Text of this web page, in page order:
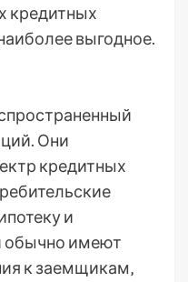
кредитных
выгодное.
Они
кредитных
и
обычно имеют
к заемщикам‚